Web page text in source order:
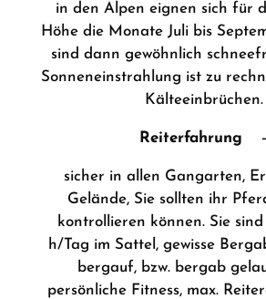
in den Alpen eignen sich für
Höhe die Monate Juli bis
sind dann gewöhnlich
Sonneneinstrahlung ist zu
Kälteeinbrüchen.
Reiterfahrung –
sicher in allen Gangarten,
Gelände, Sie sollten ihr
kontrollieren können. Sie
h/Tag im Sattel, gewisse
bergauf, bzw. bergab
persönliche Fitness, max.